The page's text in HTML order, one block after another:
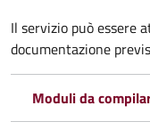
Il servizio può essere
documentazione
Moduli da